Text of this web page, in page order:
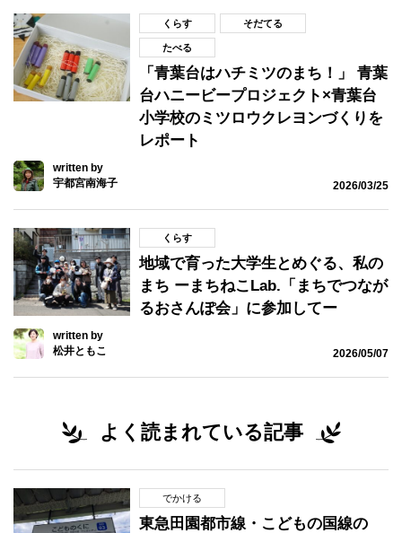
くらす そだてる
たべる
「青葉台はハチミツのまち！」 青葉
台ハニービープロジェクト×青葉台
小学校のミツロウクレヨンづくりを
レポート
written by
宇都宮南海子
2026/03/25
くらす
地域で育った大学生とめぐる、私の
まち ーまちねこLab.「まちでつなが
るおさんぽ会」に参加してー
written by
松井ともこ
2026/05/07
よく読まれている記事
でかける
東急田園都市線・こどもの国線の